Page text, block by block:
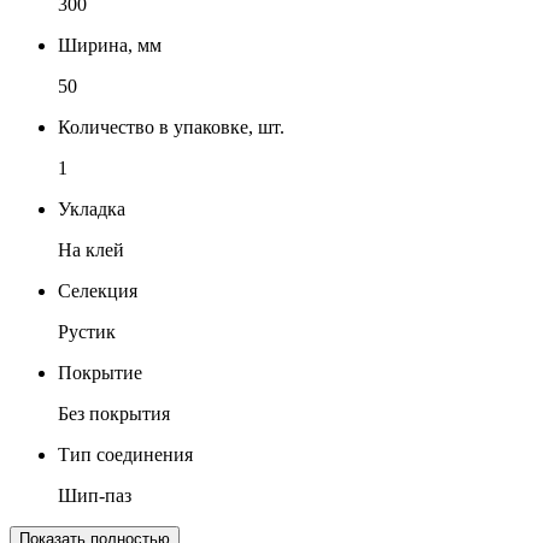
Ширина, мм
50
Количество в упаковке, шт.
1
Укладка
На клей
Селекция
Рустик
Покрытие
Без покрытия
Тип соединения
Шип-паз
Показать полностью